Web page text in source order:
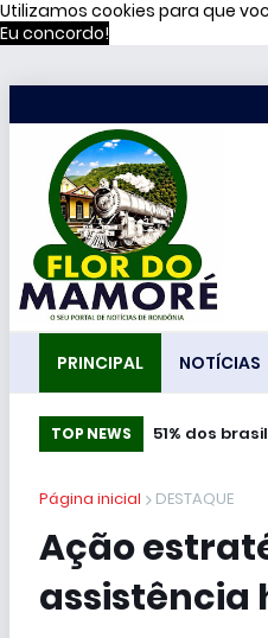
Utilizamos cookies para que
Eu concordo!
PRINCIPAL NOTÍCIAS
TOP NEWS 51% dos
Página inicial DESTAQUE
Ação
assistência